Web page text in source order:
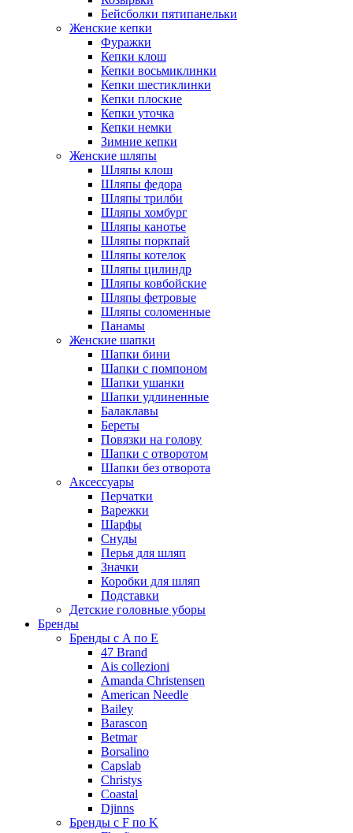
Бейсболки пятипанельки
Женские кепки
Фуражки
Кепки клош
Кепки восьмиклинки
Кепки шестиклинки
Кепки плоские
Кепки уточка
Кепки немки
Зимние кепки
Женские шляпы
Шляпы клош
Шляпы федора
Шляпы трилби
Шляпы хомбург
Шляпы канотье
Шляпы поркпай
Шляпы котелок
Шляпы цилиндр
Шляпы ковбойские
Шляпы фетровые
Шляпы соломенные
Панамы
Женские шапки
Шапки бини
Шапки с помпоном
Шапки ушанки
Шапки удлиненные
Балаклавы
Береты
Повязки на голову
Шапки с отворотом
Шапки без отворота
Аксессуары
Перчатки
Варежки
Шарфы
Снуды
Перья для шляп
Значки
Коробки для шляп
Подставки
Детские головные уборы
Бренды
Бренды с A по E
47 Brand
Ais collezioni
Amanda Christensen
American Needle
Bailey
Barascon
Betmar
Borsalino
Capslab
Christys
Coastal
Djinns
Бренды с F по K